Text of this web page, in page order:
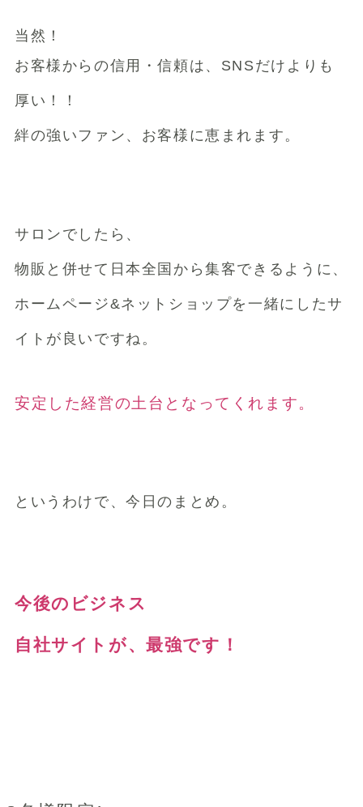
当然！
お客様からの信用・信頼は、SNSだけよりも
厚い！！
絆の強いファン、お客様に恵まれます。
サロンでしたら、
物販と併せて日本全国から集客できるように、
ホームページ&ネットショップを一緒にしたサ
イトが良いですね。
安定した経営の土台となってくれます。
というわけで、今日のまとめ。
今後のビジネス
自社サイトが、最強です！